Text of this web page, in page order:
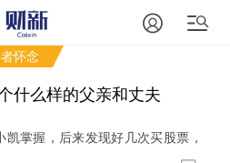
怀念
什么样的父亲和丈夫
掌握，后来发现好几次买股票，